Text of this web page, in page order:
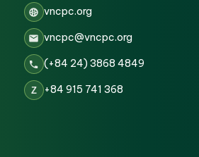
vncpc.org
vncpc@vncpc.org
(+84 24) 3868 4849
Z +84 915 741 368